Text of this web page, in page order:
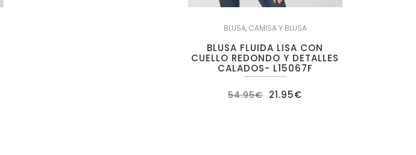
BLUSA,CAMISA Y BLUSA
BLUSA FLUIDA LISA CON
CUELLO REDONDO Y DETALLES
CALADOS- L15067F
54.95€ El
precio
21.95€